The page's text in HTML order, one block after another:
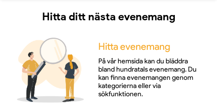
Hitta ditt nästa evenemang
Hitta evenemang
På vår hemsida kan du bläddra
bland hundratals evenemang. Du
kan finna evenemangen genom
kategorierna eller via
sökfunktionen.